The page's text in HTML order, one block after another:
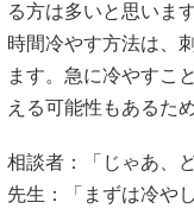
る方は多いと思いま
時間冷やす方法は、
ます。急に冷やすこ
える可能性もあるた
相談者：「じゃあ、
先生：「まずは冷や